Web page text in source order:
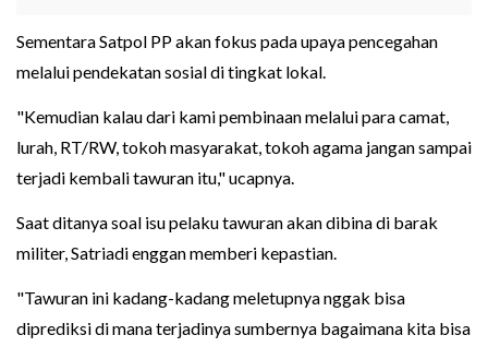
Sementara Satpol PP akan fokus pada upaya pencegahan
melalui pendekatan sosial di tingkat lokal.
"Kemudian kalau dari kami pembinaan melalui para camat,
lurah, RT/RW, tokoh masyarakat, tokoh agama jangan sampai
terjadi kembali tawuran itu," ucapnya.
Saat ditanya soal isu pelaku tawuran akan dibina di barak
militer, Satriadi enggan memberi kepastian.
"Tawuran ini kadang-kadang meletupnya nggak bisa
diprediksi di mana terjadinya sumbernya bagaimana kita bisa